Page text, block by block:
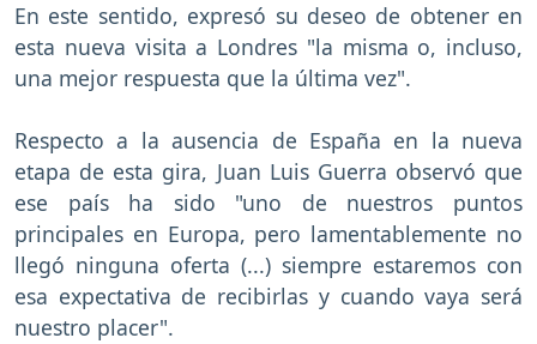
En este sentido, expresó su deseo de obtener en
esta nueva visita a Londres "la misma o, incluso,
una mejor respuesta que la última vez".
Respecto a la ausencia de España en la nueva
etapa de esta gira, Juan Luis Guerra observó que
ese país ha sido "uno de nuestros puntos
principales en Europa, pero lamentablemente no
llegó ninguna oferta (...) siempre estaremos con
esa expectativa de recibirlas y cuando vaya será
nuestro placer".